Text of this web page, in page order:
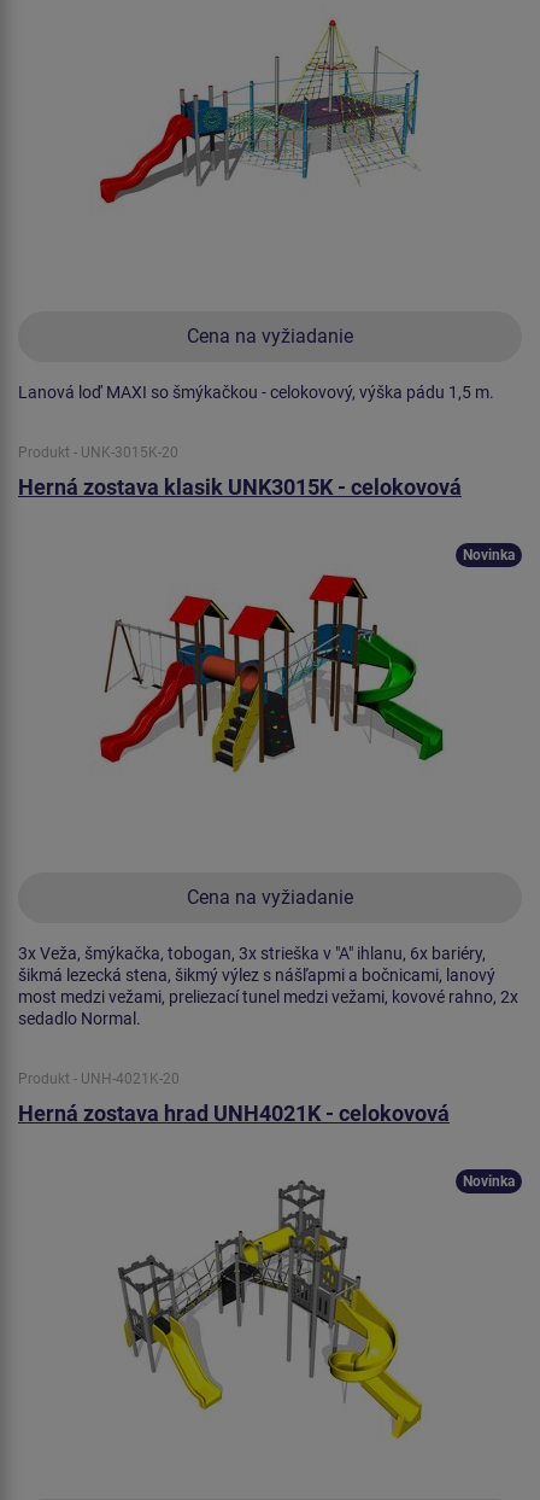
Cena na vyžiadanie
Lanová loď MAXI so šmýkačkou - celokovový, výška pádu 1,5 m.
Produkt - UNK-3015K-20
Herná zostava klasik UNK3015K - celokovová
Cena na vyžiadanie
Novinka
3x Veža, šmýkačka, tobogan, 3x strieška v "A" ihlanu, 6x bariéry,
šikmá lezecká stena, šikmý výlez s nášľapmi a bočnicami, lanový
most medzi vežami, preliezací tunel medzi vežami, kovové rahno, 2x
sedadlo Normal.
Produkt - UNH-4021K-20
Herná zostava hrad UNH4021K - celokovová
Novinka